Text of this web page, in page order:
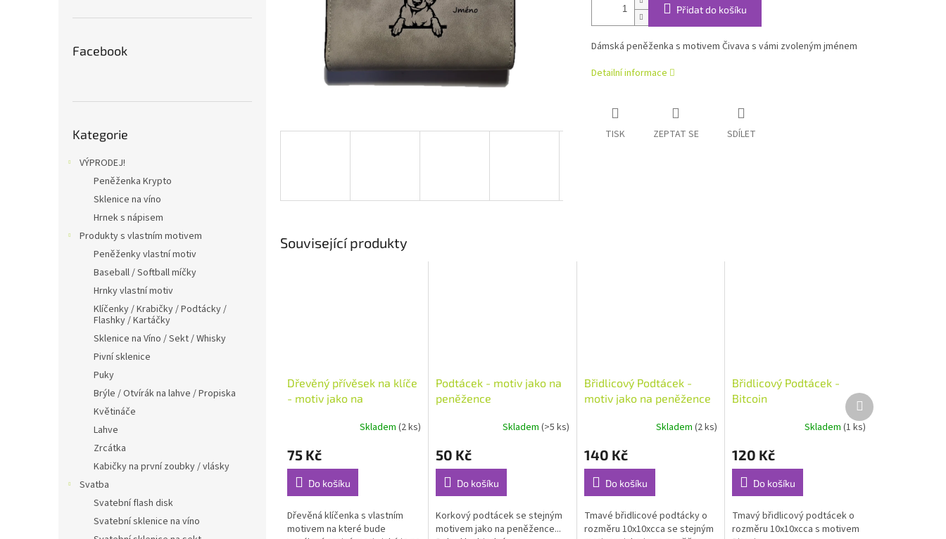
Facebook
kategorie
Kategorie
VÝPRODEJ!
Peněženka Krypto
Sklenice na víno
Hrnek s nápisem
Produkty s vlastním motivem
Peněženky vlastní motiv
Baseball / Softball míčky
Hrnky vlastní motiv
Klíčenky / Krabičky / Podtácky /
Flashky / Kartáčky
Sklenice na Víno / Sekt / Whisky
Pivní sklenice
Puky
Brýle / Otvírák na lahve / Propiska
Květináče
Lahve
Zrcátka
Kabičky na první zoubky / vlásky
Svatba
Svatební flash disk
Svatební sklenice na víno
Přidat do košíku
Dámská peněženka s motivem Čivava s vámi zvoleným jménem
Detailní informace
TISK ZEPTAT SE SDÍLET
Související produkty
Dřevěný přívěsek na klíče
- motiv jako na
produktu
je
5,0
z
5
hvězdiček.
Skladem (2 ks)
75 Kč
Do košíku
Dřevěná klíčenka s vlastním
motivem na které bude
Podtácek - motiv jako na
peněžence
Skladem (>5 ks)
50 Kč
Do košíku
Korkový podtácek se stejným
motivem jako na peněžence...
Břidlicový Podtácek -
motiv jako na peněžence
Skladem(2 ks)
140 Kč
Do košíku
Tmavé břidlicové podtácky o
rozměru 10x10xcca se stejným
Břidlicový Podtácek -
Bitcoin
Skladem (1 ks)
120 Kč
Do košíku
Tmavý břidlicový podtácek o
rozměru 10x10xcca s motivem
Další
produkt